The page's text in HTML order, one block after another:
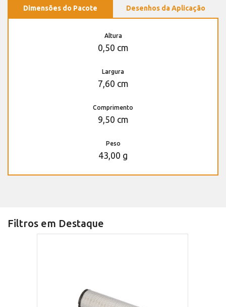
Dimensões do Pacote Desenhos da Aplicação
Altura
0,50 cm
Largura
7,60 cm
Comprimento
9,50 cm
Peso
43,00 g
Filtros em Destaque